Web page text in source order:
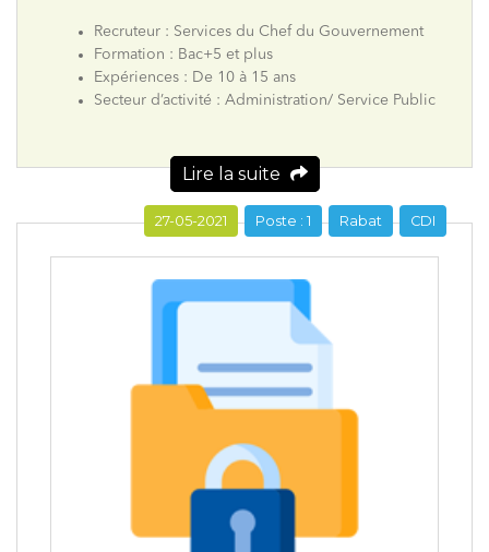
Recruteur : Services du Chef du Gouvernement
Formation : Bac+5 et plus
Expériences : De 10 à 15 ans
Secteur d’activité : Administration/ Service Public
Lire la suite
CDI
Rabat
Poste : 1
27-05-2021